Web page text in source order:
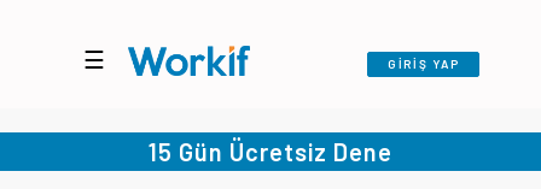
☰ GİRİŞ YAP
15 Gün Ücretsiz Dene